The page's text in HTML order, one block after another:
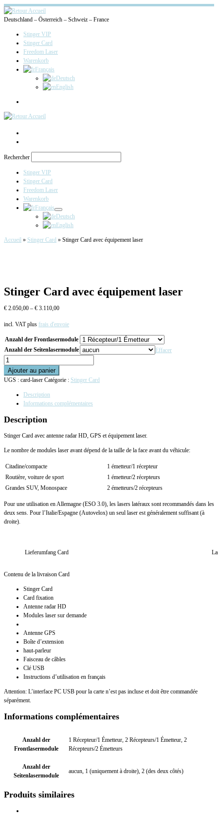
Deutschland – Österreich – Schweiz – France
Stinger VIP
Stinger Card
Freedom Laser
Warenkorb
Français
Deutsch
English
Rechercher
Stinger VIP
Stinger Card
Freedom Laser
Warenkorb
Français
Deutsch
English
Accueil » Stinger Card » Stinger Card avec équipement laser
Stinger Card avec équipement laser
€ 2.050,00 – € 3.110,00
incl. VAT plus frais d'envoie
Anzahl der Frontlasermodule
Anzahl der Seitenlasermodule
Effacer
quantité
Stinger
équipement
Ajouter au panier
UGS : card-laser Catégorie : Stinger Card
Description
Informations complémentaires
Description
Stinger Card avec antenne radar HD, GPS et équipement laser.
Le nombre de modules laser avant dépend de la taille de la face avant du véhicule:
Citadine/compacte
1 émetteur/1 récepteur
Routière, voiture de sport
1 émetteur/2 récepteurs
Grandes SUV, Monospace
2 émetteurs/2 récepteurs
Pour une utilisation en Allemagne (ESO 3.0), les lasers latéraux sont recommandés dans les
deux sens. Pour l’Italie/Espagne (Autovelox) un seul laser est généralement suffisant (à
droite).
Lieferumfang Card
Contenu de la livraison Card
Stinger Card
Card fixation
Antenne radar HD
Modules laser sur demande
Antenne GPS
Boîte d’extension
haut-parleur
Faisceau de câbles
Clé USB
Instructions d’utilisation en français
Attention: L’interface PC USB pour la carte n’est pas incluse et doit être commandée
séparément.
Informations complémentaires
Anzahl der
Frontlasermodule
1 Récepteur/1 Émetteur, 2 Récepteurs/1 Émetteur, 2
Récepteurs/2 Émetteurs
Anzahl der
Seitenlasermodule
aucun, 1 (uniquement à droite), 2 (des deux côtés)
Produits similaires